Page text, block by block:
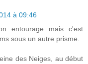
à 09:46
entourage mais c'est
sous un autre prisme.
des Neiges, au début